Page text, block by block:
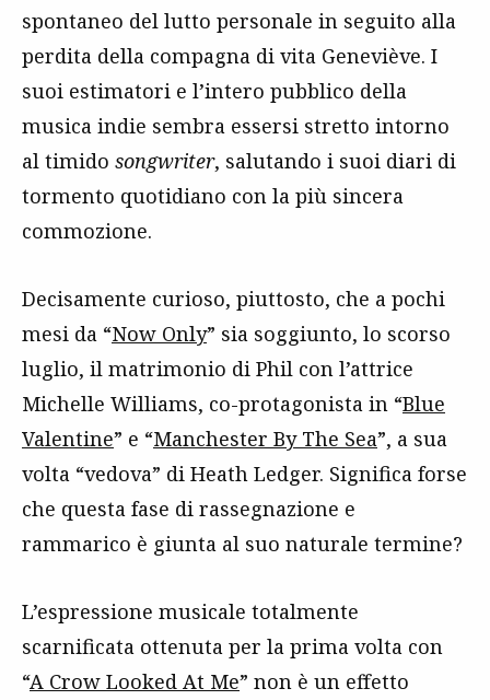
spontaneo del lutto personale in seguito alla
perdita della compagna di vita Geneviève. I
suoi estimatori e l’intero pubblico della
musica indie sembra essersi stretto intorno
al timido songwriter, salutando i suoi diari di
tormento quotidiano con la più sincera
commozione.
Decisamente curioso, piuttosto, che a pochi
mesi da “Now Only” sia soggiunto, lo scorso
luglio, il matrimonio di Phil con l’attrice
Michelle Williams, co-protagonista in “Blue
Valentine” e “Manchester By The Sea”, a sua
volta “vedova” di Heath Ledger. Significa forse
che questa fase di rassegnazione e
rammarico è giunta al suo naturale termine?
L’espressione musicale totalmente
scarnificata ottenuta per la prima volta con
“A Crow Looked At Me” non è un effetto